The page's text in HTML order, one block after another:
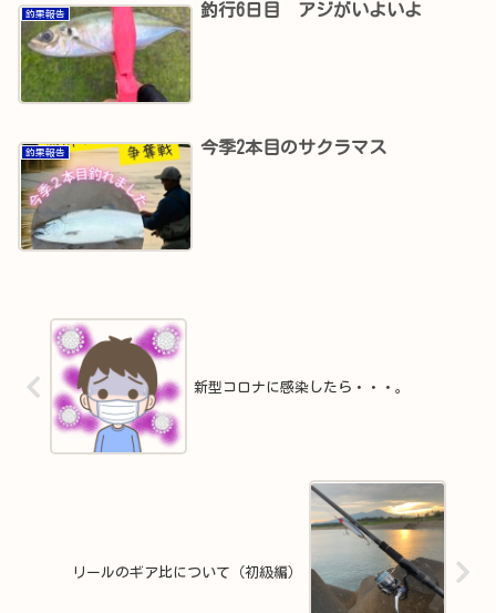
釣果報告 釣行6日目 アジがいよいよ
釣果報告 今季2本目のサクラマス
新型コロナに感染したら・・・。
リールのギア比について（初級編）